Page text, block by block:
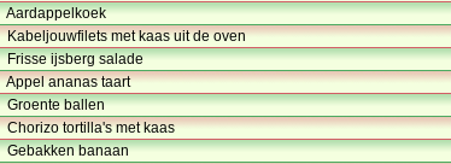
Aardappelkoek
Kabeljouwfilets met kaas uit de oven
Frisse ijsberg salade
Appel ananas taart
Groente ballen
Chorizo tortilla's met kaas
Gebakken banaan